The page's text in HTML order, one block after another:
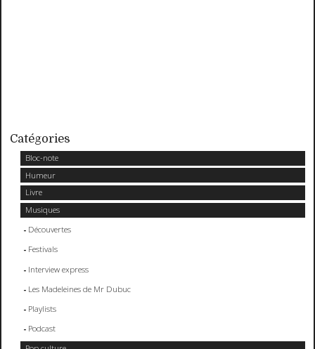
Catégories
Bloc-note
Humeur
Livre
Musiques
Découvertes
Festivals
Interview express
Les Madeleines de Mr Dubuc
Playlists
Podcast